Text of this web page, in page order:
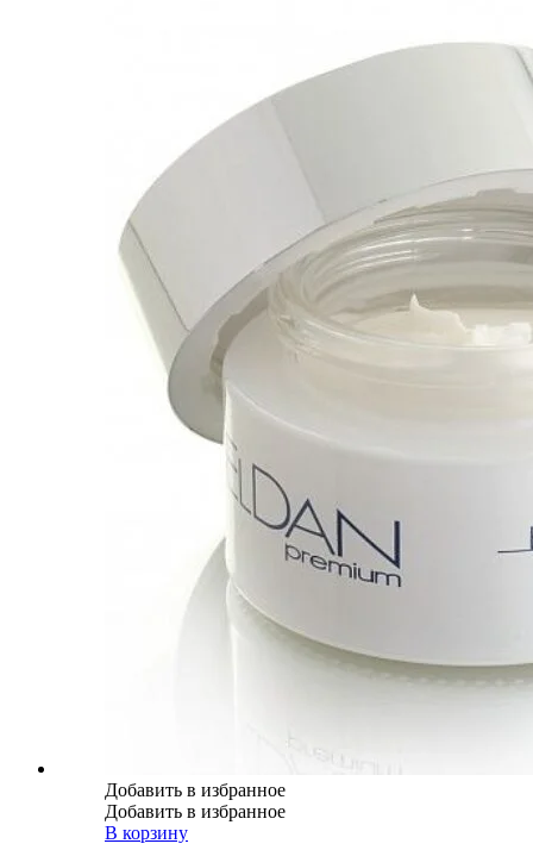
Добавить в избранное
Добавить в избранное
В корзину